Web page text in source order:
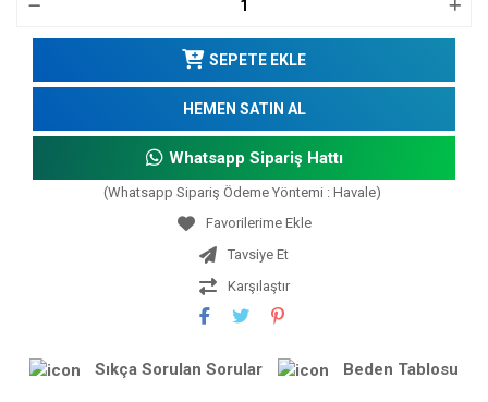
SEPETE EKLE
HEMEN SATIN AL
Whatsapp Sipariş Hattı
(Whatsapp Sipariş Ödeme Yöntemi : Havale)
Tavsiye Et
Karşılaştır
Sıkça Sorulan Sorular Beden Tablosu